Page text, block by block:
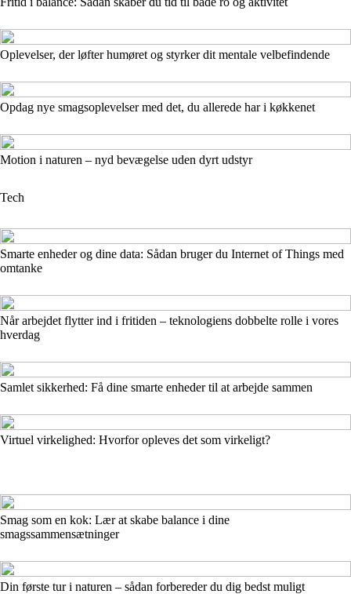
Oplevelser, der løfter humøret og styrker dit mentale velbefindende
Opdag nye smagsoplevelser med det, du allerede har i køkkenet
Motion i naturen – nyd bevægelse uden dyrt udstyr
Tech
Smarte enheder og dine data: Sådan bruger du Internet of Things med
omtanke
Når arbejdet flytter ind i fritiden – teknologiens dobbelte rolle i vores
hverdag
Samlet sikkerhed: Få dine smarte enheder til at arbejde sammen
Virtuel virkelighed: Hvorfor opleves det som virkeligt?
Smag som en kok: Lær at skabe balance i dine
smagssammensætninger
Din første tur i naturen – sådan forbereder du dig bedst muligt